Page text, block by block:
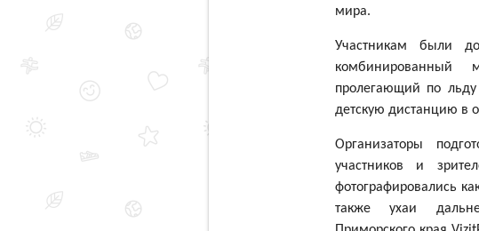
мира.
Участникам были
комбинированный
пролегающий по
детскую дистанцию в
Организаторы
участников и
фотографировались
также ухаи